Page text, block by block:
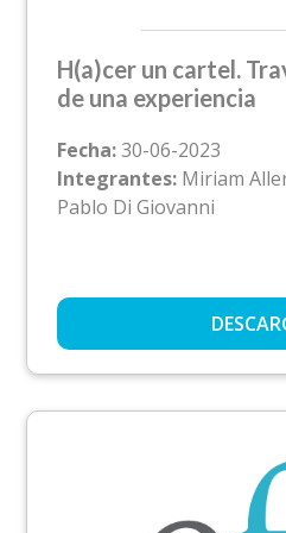
H(a)cer un cartel.
de una experiencia
Fecha:30-06-2023
Integrantes: Miriam
Pablo Di Giovanni